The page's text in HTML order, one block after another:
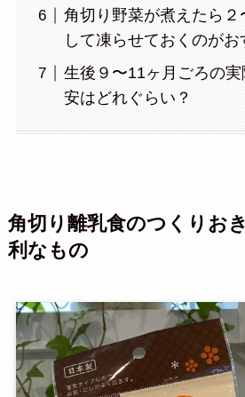
角切り野菜が煮えたら２
して凍らせておくのがお
生後９〜11ヶ月ごろの実
安はどれぐらい？
角切り離乳食のつくりお
利なもの